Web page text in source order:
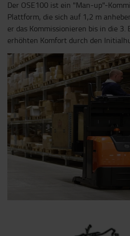
Der OSE100 ist ein "Man-up"-
Plattform, die sich auf 1,2 m
er das Kommissionieren bis in die 3.
erhöhten Komfort durch den